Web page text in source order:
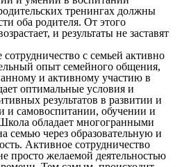
тренингах должны
оба родителя. От этого
и результаты не заставят
ждать.
с семьей активно
опыт семейного общения,
и активному участию в
оптимальные условия и
результатов в развитии и
и самовоспитании, обучении и
обладает многогранными
семью через образовательную и
Активное сотрудничество
просто желаемой деятельностью